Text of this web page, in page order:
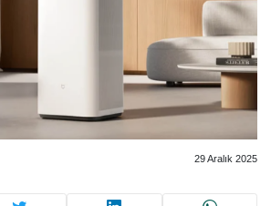
29 Aralık 2025